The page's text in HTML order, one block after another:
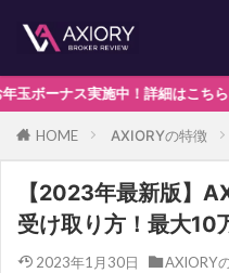
施中！詳細はこちら
HOME AXIORYの特徴
【2023年最新版】
受け取り方！最大10
2023年1月30日 AXIORY